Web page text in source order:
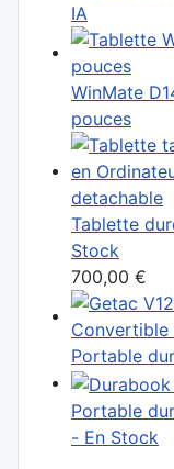
IA
WinMate
pouces
Tablette
Stock
700,00 €
Portable
Portable
- En Stock